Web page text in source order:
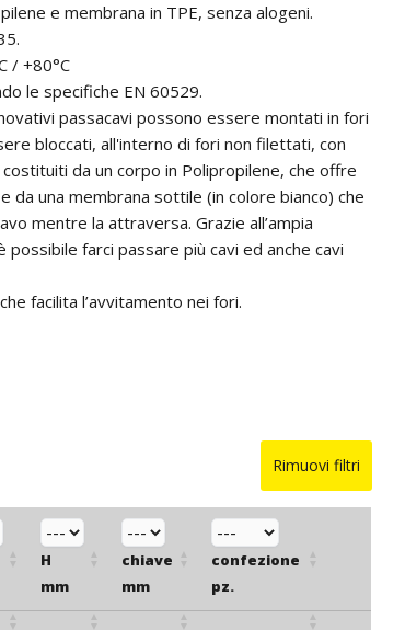
e membrana in TPE, senza alogeni.
/ +80°C
le specifiche EN 60529.
passacavi possono essere montati in fori
bloccati, all'interno di fori non filettati, con
da un corpo in Polipropilene, che offre
da una membrana sottile (in colore bianco) che
mentre la attraversa. Grazie all’ampia
farci passare più cavi ed anche cavi
facilita l’avvitamento nei fori.
Rimuovi filtri
H
mm
chiave
mm
confezione
pz.